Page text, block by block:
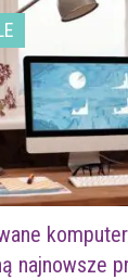
najnowsze